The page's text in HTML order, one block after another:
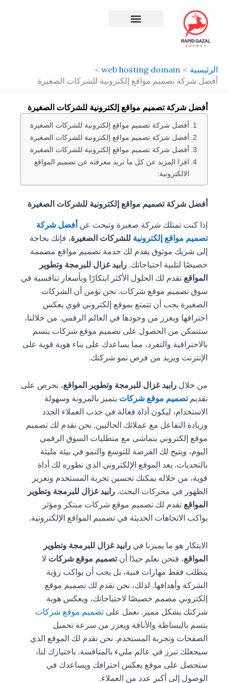
الرئيسية
web hosting domain
أفضل شركة تصميم مواقع إلكترونية للشركات الصغيرة
أفضل شركة تصميم مواقع إلكترونية للشركات الصغيرة
أفضل شركة تصميم مواقع إلكترونية للشركات الصغيرة
أفضل شركة تصميم مواقع إلكترونية للشركات الصغيرة
أفضل شركة تصميم مواقع إلكترونية للشركات الصغيرة
اقرا المزيد عن كل ما تريد معرفته عن تصميم المواقع
الالكترونية:
أفضل شركة تصميم مواقع إلكترونية للشركات الصغيرة
إذا كنت تمتلك شركة صغيرة وتبحث عنأفضل شركة
تصميم مواقع إلكترونيةللشركات الصغيرة، فإنك بحاجة
إلى شريك موثوق يقدم لك خدمة تصميم مواقع مصممة
خصيصًا لتلبية احتياجاتك.رابيد غزال للبرمجة وتطوير
المواقع تقدم لك الحلول الأكثر ابتكارًا وبأسعار تنافسية في
سوق تصميم موقع شركات. نحن نؤمن أن الشركات
الصغيرة يجب أن تتمتع بموقع إلكتروني قوي يعكس
احترافها ويعزز من وجودها في العالم الرقمي. من خلالنا،
ستتمكن من الحصول على تصميم موقع شركات يتسم
بالاحترافية والتفرد، مما يساعدك على بناء هوية قوية على
الإنترنت ويزيد من فرص نمو شركتك.
من خلالرابيد غزال للبرمجة وتطوير المواقع ، نحرص على
تقديمتصميم موقع شركاتيتميز بالمرونة وسهولة
الاستخدام، ليكون أداة فعالة في جذب العملاء الجدد
وزيادة التفاعل مع عملائك الحاليين. نحن نقدم لك تصميم
موقع إلكتروني يتماشى مع متطلبات السوق الرقمي
اليوم، ويتيح لك الفرصة للتوسع والنمو في بيئة مليئة
بالتحديات. يعد الموقع الإلكتروني الذي نطوره لك أداة
قوية، من خلاله يمكنك تحسين تجربة المستخدم وتعزيز
الظهور في محركات البحث.رابيد غزال للبرمجة وتطوير
المواقع تقدم لك تصميم موقع شركات مبتكر ومؤثر
يواكب الاتجاهات الحديثة في تصميم المواقع الإلكترونية.
الابتكار هو ما يميزنا فيرابيد غزال للبرمجة وتطوير
المواقع ، فنحن نعلم جيدًا أن تصميم موقع شركاتلا
يتطلب فقط مهارات فنية، بل يجب أن يواكب رؤية
الشركة وأهدافها. لذلك، نحن نقدم لك تصميم موقع
إلكتروني مصمم خصيصًا لاحتياجاتك، ويعكس هوية
شركتك بشكل مميز. نعمل علىتصميم موقع شركات
يتسم بالبساطة والأناقة ويعزز من سرعة تحميل
الصفحات وتجربة المستخدم. نحن نقدم لك الموقع الذي
سيجعلك تبرز في عالم مليء بالمنافسة. باختيارك لنا،
ستحصل على موقع يعكس احترافك ويساعدك في
الوصول إلى أكبر عدد من العملاء.